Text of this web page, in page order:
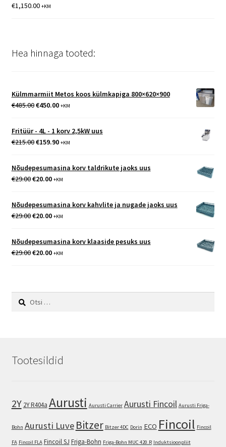
€1,150.00 +KM
Hea hinnaga tooted:
Külmmarmiit Metos koos külmkapiga 800×620×900
€485.00Algne
oli:
€485.00.
€450.00Praegune
€450.00.
+KM
Fritüür - 4L - 1 korv 2,5kW uus
€215.00Algne
€215.00.
€159.90Praegune
on:
+KM
Nõudepesumasina korv taldrikute jaoks uus
€29.00Algne
€29.00.
€20.00Praegune
€20.00.
+KM
Nõudepesumasina korv kahvlite ja nugade jaoks uus
€29.00Algne
€29.00.
€20.00Praegune
€20.00.
+KM
Nõudepesumasina korv klaaside pesuks uus
€29.00Algne
€20.00Praegune
+KM
Otsi:
Tootesildid
2Y 2Y R404a Aurusti Aurusti Carrier Aurusti Fincoil Aurusti Friga-
Bohn Aurusti Luve Bitzer Bitzer 4DC Dorin ECO Fincoil Fincoil
FA Fincoil FLA Fincoil SJ Friga-Bohn Friga-Bohn MUC 420.R Induktsioonpliit